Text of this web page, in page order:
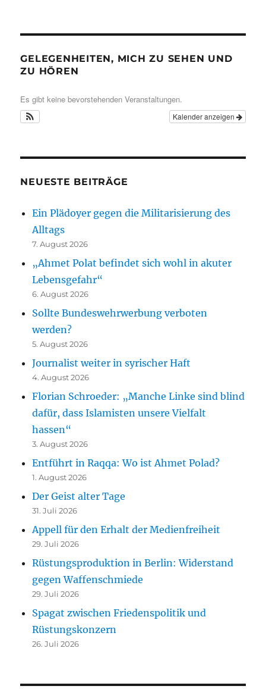
GELEGENHEITEN, MICH ZU SEHEN UND
ZU HÖREN
Es gibt keine bevorstehenden Veranstaltungen.
Kalender anzeigen
NEUESTE BEITRÄGE
Ein Plädoyer gegen die Militarisierung des
Alltags
7. August 2026
„Ahmet Polat befindet sich wohl in akuter
Lebensgefahr“
6. August 2026
Sollte Bundeswehrwerbung verboten
werden?
5. August 2026
Journalist weiter in syrischer Haft
4. August 2026
Florian Schroeder: „Manche Linke sind blind
dafür, dass Islamisten unsere Vielfalt
hassen“
3. August 2026
Entführt in Raqqa: Wo ist Ahmet Polad?
1. August 2026
Der Geist alter Tage
31. Juli 2026
Appell für den Erhalt der Medienfreiheit
29. Juli 2026
Rüstungsproduktion in Berlin: Widerstand
gegen Waffenschmiede
29. Juli 2026
Spagat zwischen Friedenspolitik und
Rüstungskonzern
26. Juli 2026